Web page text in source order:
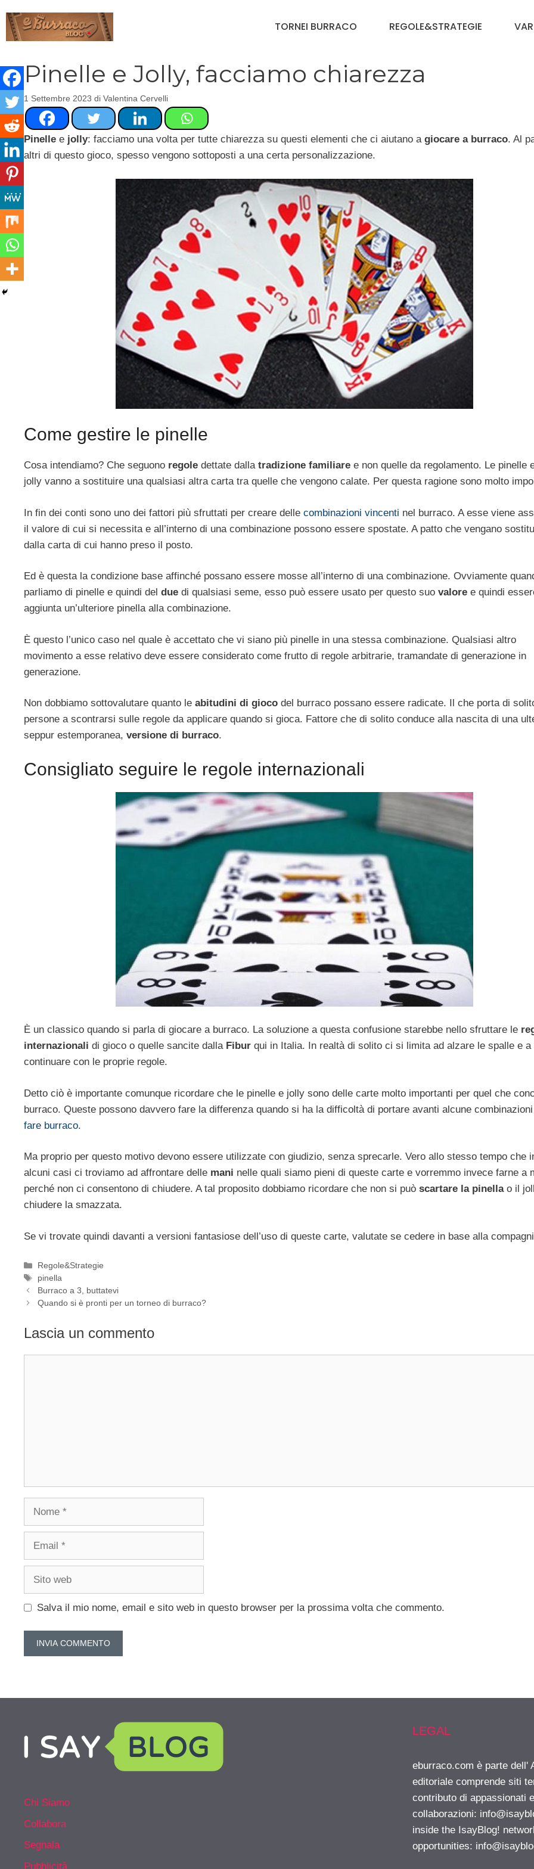
contenuto
TORNEI BURRACO REGOLE&STRATEGIE
Pinelle e Jolly, facciamo chiarezza
1 Settembre 2023 di Valentina Cervelli
Pinelle e jolly: facciamo una volta per tutte chiarezza su questi elementi che ci aiutano a giocare a burraco. Al
altri di questo gioco, spesso vengono sottoposti a una certa personalizzazione.
Come gestire le pinelle
Cosa intendiamo? Che seguono regole dettate dalla tradizione familiare e non quelle da regolamento. Le pinelle
jolly vanno a sostituire una qualsiasi altra carta tra quelle che vengono calate. Per questa ragione sono molto
In fin dei conti sono uno dei fattori più sfruttati per creare delle combinazioni vincenti nel burraco. A esse viene
il valore di cui si necessita e all’interno di una combinazione possono essere spostate. A patto che vengano
dalla carta di cui hanno preso il posto.
Ed è questa la condizione base affinché possano essere mosse all’interno di una combinazione. Ovviamente
parliamo di pinelle e quindi del due di qualsiasi seme, esso può essere usato per questo suo valore e quindi
aggiunta un’ulteriore pinella alla combinazione.
È questo l’unico caso nel quale è accettato che vi siano più pinelle in una stessa combinazione. Qualsiasi altro
movimento a esse relativo deve essere considerato come frutto di regole arbitrarie, tramandate di generazione in
generazione.
Non dobbiamo sottovalutare quanto le abitudini di gioco del burraco possano essere radicate. Il che porta di
persone a scontrarsi sulle regole da applicare quando si gioca. Fattore che di solito conduce alla nascita di una
seppur estemporanea, versione di burraco.
Consigliato seguire le regole internazionali
È un classico quando si parla di giocare a burraco. La soluzione a questa confusione starebbe nello sfruttare le
internazionali di gioco o quelle sancite dalla Fibur qui in Italia. In realtà di solito ci si limita ad alzare le spalle e a
continuare con le proprie regole.
Detto ciò è importante comunque ricordare che le pinelle e jolly sono delle carte molto importanti per quel che
burraco. Queste possono davvero fare la differenza quando si ha la difficoltà di portare avanti alcune
fare burraco.
Ma proprio per questo motivo devono essere utilizzate con giudizio, senza sprecarle. Vero allo stesso tempo che
alcuni casi ci troviamo ad affrontare delle mani nelle quali siamo pieni di queste carte e vorremmo invece farne a
perché non ci consentono di chiudere. A tal proposito dobbiamo ricordare che non si può scartare la pinellao il
chiudere la smazzata.
Se vi trovate quindi davanti a versioni fantasiose dell’uso di queste carte, valutate se cedere in base alla
Categorie
Regole&Strategie
Tag
pinella
Burraco a 3, buttatevi
Quando si è pronti per un torneo di burraco?
Lascia un commento
Salva il mio nome, email e sito web in questo browser per la prossima volta che commento.
Chi Siamo
Collabora
Segnala
Pubblicità
LEGAL
eburraco.com è parte dell'
editoriale comprende siti
contributo di appassionati
collaborazioni:
inside the IsayBlog!
opportunities: